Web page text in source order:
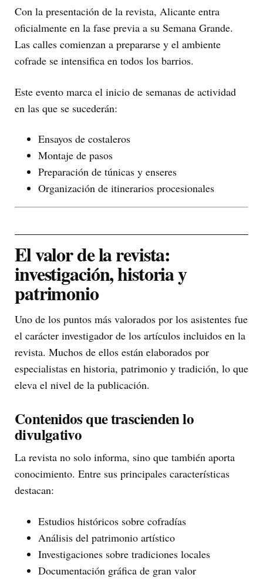
Con la presentación de la revista, Alicante entra
oficialmente en la fase previa a su Semana Grande.
Las calles comienzan a prepararse y el ambiente
cofrade se intensifica en todos los barrios.
Este evento marca el inicio de semanas de actividad
en las que se sucederán:
Ensayos de costaleros
Montaje de pasos
Preparación de túnicas y enseres
Organización de itinerarios procesionales
El valor de la revista:
investigación, historia y
patrimonio
Uno de los puntos más valorados por los asistentes fue
el carácter investigador de los artículos incluidos en la
revista. Muchos de ellos están elaborados por
especialistas en historia, patrimonio y tradición, lo que
eleva el nivel de la publicación.
Contenidos que trascienden lo
divulgativo
La revista no solo informa, sino que también aporta
conocimiento. Entre sus principales características
destacan:
Estudios históricos sobre cofradías
Análisis del patrimonio artístico
Investigaciones sobre tradiciones locales
Documentación gráfica de gran valor